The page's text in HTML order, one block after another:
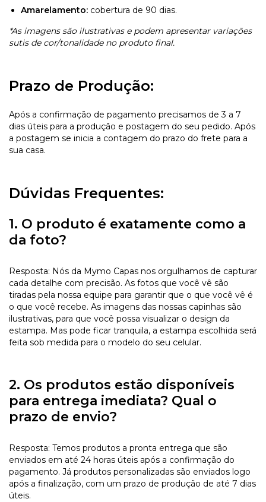
Amarelamento: cobertura de 90 dias.
*As imagens são ilustrativas e podem apresentar variações
sutis de cor/tonalidade no produto final.
Prazo de Produção:
Após a confirmação de pagamento precisamos de 3 a 7
dias úteis para a produção e postagem do seu pedido. Após
a postagem se inicia a contagem do prazo do frete para a
sua casa.
Dúvidas Frequentes:
1. O produto é exatamente como a
da foto?
Resposta: Nós da Mymo Capas nos orgulhamos de capturar
cada detalhe com precisão. As fotos que você vê são
tiradas pela nossa equipe para garantir que o que você vê é
o que você recebe. As imagens das nossas capinhas são
ilustrativas, para que você possa visualizar o design da
estampa. Mas pode ficar tranquila, a estampa escolhida será
feita sob medida para o modelo do seu celular.
2. Os produtos estão disponíveis
para entrega imediata? Qual o
prazo de envio?
Resposta: Temos produtos a pronta entrega que são
enviados em até 24 horas úteis após a confirmação do
pagamento. Já produtos personalizadas são enviados logo
após a finalização, com um prazo de produção de até 7 dias
úteis.